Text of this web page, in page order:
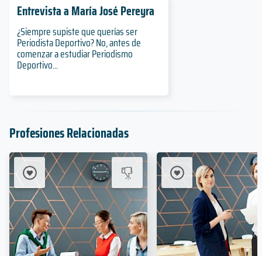
Entrevista a María José Pereyra
¿Siempre supiste que querías ser
Periodista Deportivo? No, antes de
comenzar a estudiar Periodismo
Deportivo...
Profesiones Relacionadas